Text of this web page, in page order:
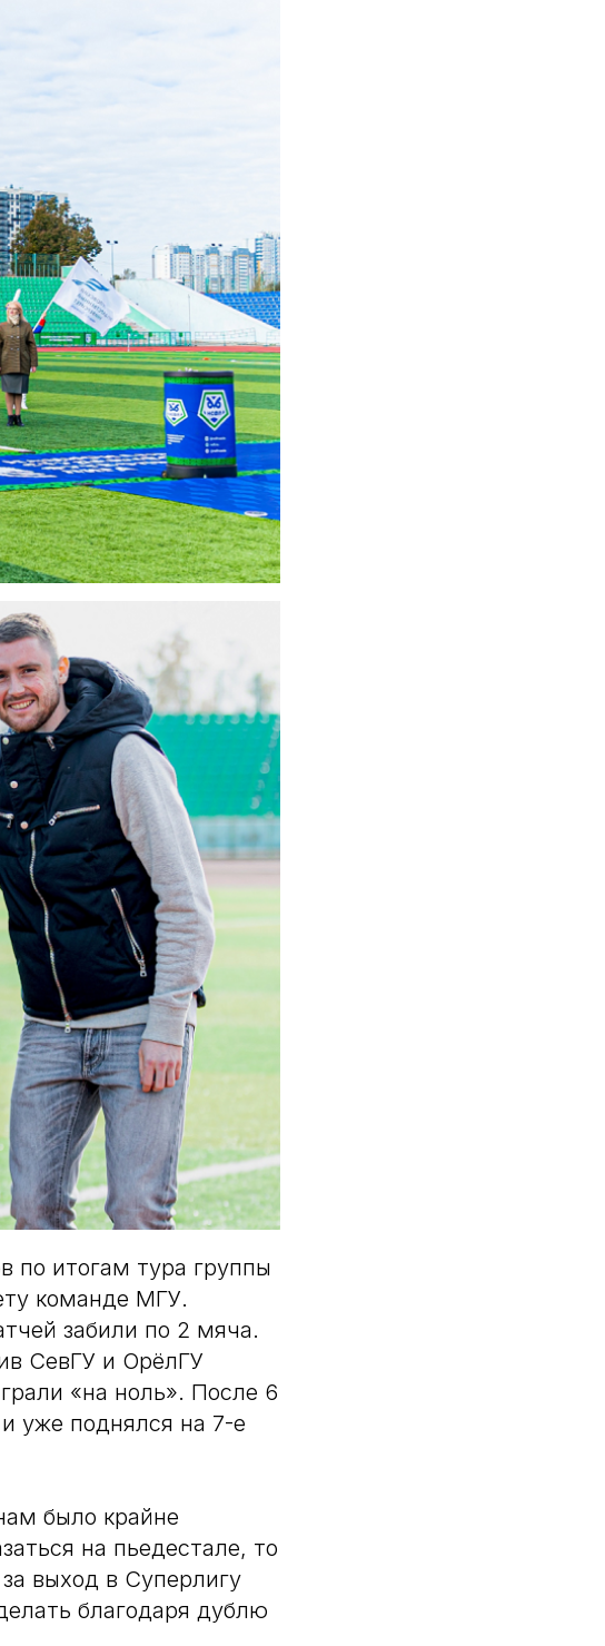
по итогам тура группы
команде МГУ.
забили по 2 мяча.
СевГУ и ОрёлГУ
«на ноль». После 6
уже поднялся на 7-е
было крайне
на пьедестале, то
выход в Суперлигу
благодаря дублю